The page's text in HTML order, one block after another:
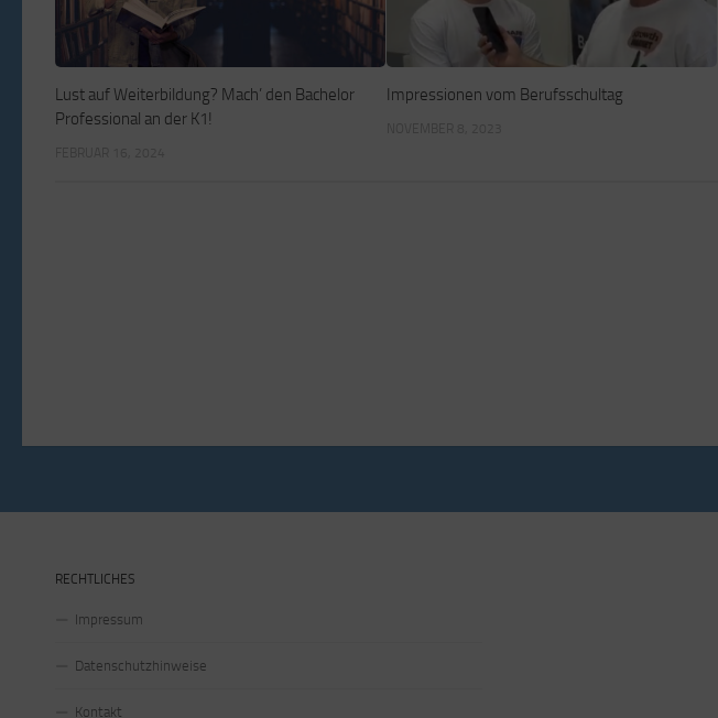
Lust auf Weiterbildung? Mach’ den Bachelor
Professional an der K1!
Impressionen vom Berufsschultag
RECHTLICHES
Impressum
Datenschutzhinweise
Kontakt